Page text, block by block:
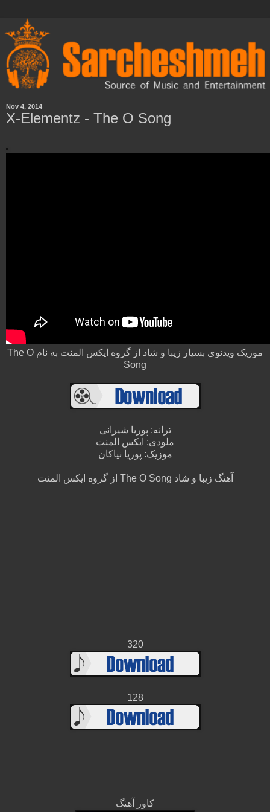
Nov 4, 2014
X-Elementz - The O Song
موزیک ویدئوی بسیار زیبا و شاد از گروه ایکس المنت به نام The O
Song
ترانه: پوریا شیرانی
ملودی: ایکس المنت
موزیک: پوریا نیاکان
آهنگ زیبا و شاد The O Song از گروه ایکس المنت
320
128
کاور آهنگ